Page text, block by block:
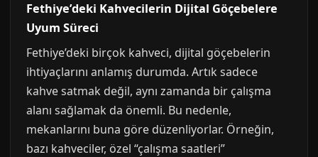
Fethiye’deki Kahvecilerin Dijital Göçebelere
Uyum Süreci
Fethiye’deki birçok kahveci, dijital göçebelerin
ihtiyaçlarını anlamış durumda. Artık sadece
kahve satmak değil, aynı zamanda bir çalışma
alanı sağlamak da önemli. Bu nedenle,
mekanlarını buna göre düzenliyorlar. Örneğin,
bazı kahveciler, özel “çalışma saatleri”